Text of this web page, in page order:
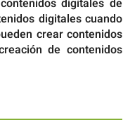
digitales cuando
crear contenidos
de contenidos